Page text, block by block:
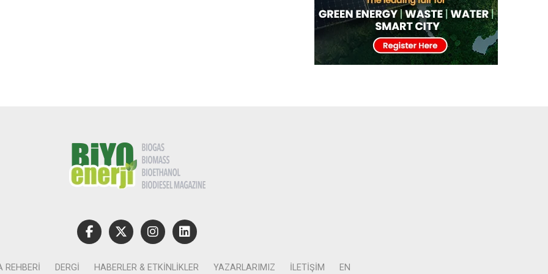
REHBERI DERGI HABERLER & ETKINLIKLER YAZARLARIMIZ İLETIŞIM EN